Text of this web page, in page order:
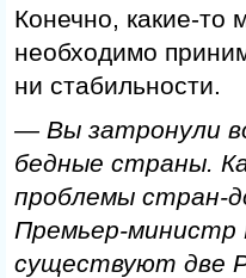
Конечно, какие-то
необходимо
ни стабильности.
— Вы затронули
бедные страны.
проблемы стран-
Премьер-
существуют две